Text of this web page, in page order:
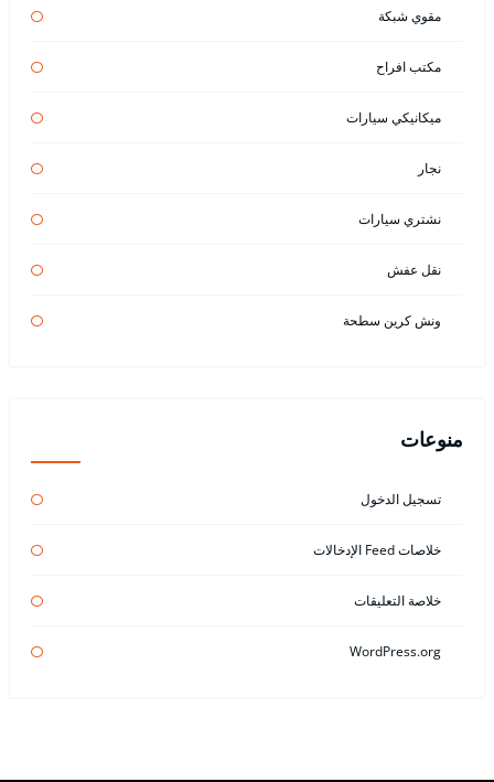
مقوي شبكة
مكتب افراح
ميكانيكي سيارات
نجار
نشتري سيارات
نقل عفش
ونش كرين سطحة
منوعات
تسجيل الدخول
خلاصات Feed الإدخالات
خلاصة التعليقات
WordPress.org